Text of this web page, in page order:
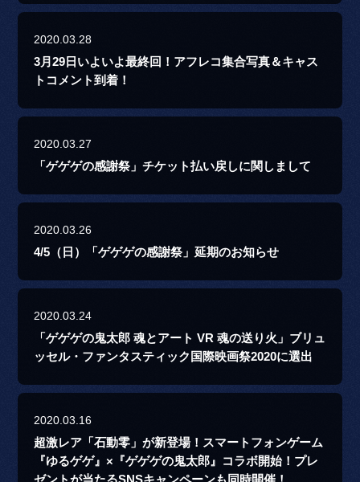
2020.03.28
3月29日いよいよ最終回！アフレコ集合写真＆キャス
トコメント到着！
2020.03.27
「ゲゲゲの感謝祭」チケット払い戻しに関しまして
2020.03.26
4/5（日）「ゲゲゲの感謝祭」延期のお知らせ
2020.03.24
「ゲゲゲの鬼太郎 魂とアート VR 魂の送り火」ブリュ
ッセル・ファンタスティック国際映画祭2020に選出
2020.03.16
超激レア「石動零」が新登場！スマートフォンゲーム
『ゆるゲゲ』×『ゲゲゲの鬼太郎』コラボ開始！プレ
ゼントが当たるSNSキャンペーンも同時開催！